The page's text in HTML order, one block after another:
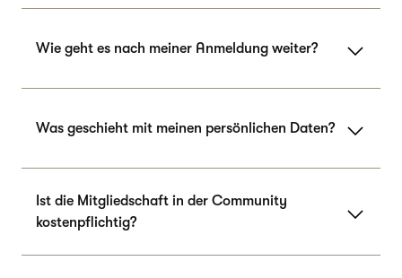
Wie geht es nach meiner Anmeldung weiter?
Was geschieht mit meinen persönlichen Daten?
Ist die Mitgliedschaft in der Community
kostenpflichtig?